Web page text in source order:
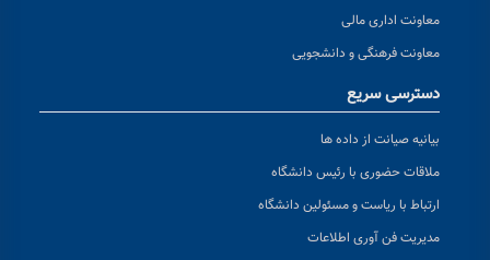
معاونت اداری مالی
معاونت فرهنگی و دانشجویی
دسترسی سریع
بیانیه صیانت از داده ها
ملاقات حضوری با رئیس دانشگاه
ارتباط با ریاست و مسئولین دانشگاه
مدیریت فن آوری اطلاعات